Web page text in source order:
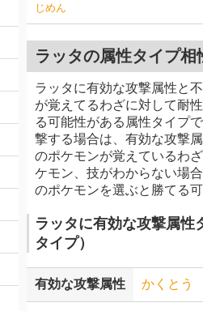
じめん
ラッタの属性タイプ相
ラッタに有効な攻撃属性と
が覚えてるわざに対して耐
る可能性がある属性タイプ
撃する場合は、有効な攻撃
のポケモンが覚えているわ
ケモン、技がわからない場
のポケモンを選ぶと勝てる
ラッタに有効な攻撃属性
タイプ）
有効な攻撃属性 かくとう